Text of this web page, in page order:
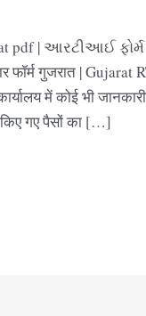
pdf | આરટીઆઈ
फॉर्म गुजरात |
में कोई भी
किए गए पैसों का […]